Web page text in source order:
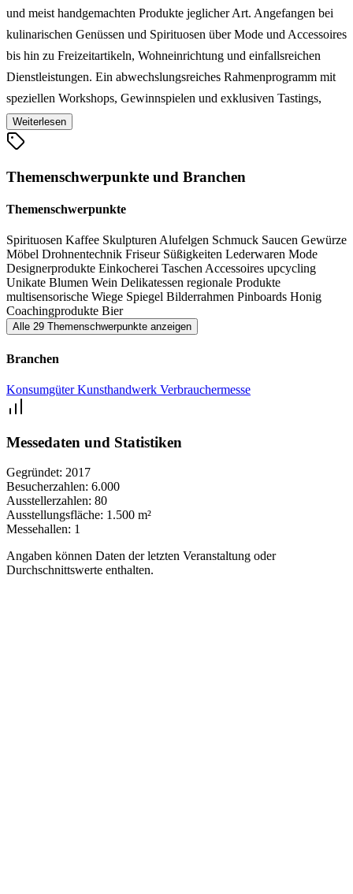
und meist handgemachten Produkte jeglicher Art. Angefangen bei
kulinarischen Genüssen und Spirituosen über Mode und Accessoires
bis hin zu Freizeitartikeln, Wohneinrichtung und einfallsreichen
Dienstleistungen. Ein abwechslungsreiches Rahmenprogramm mit
speziellen Workshops, Gewinnspielen und exklusiven Tastings,
sowie auch verschiedene kulinarische Leckereien, lassen den
Besuch der Endverbrauchermesse Made in Stuggi zu einem
Weiterlesen
Themenschwerpunkte und Branchen
Themenschwerpunkte
Spirituosen Kaffee Skulpturen Alufelgen Schmuck Saucen Gewürze
Möbel Drohnentechnik Friseur Süßigkeiten Lederwaren Mode
Designerprodukte Einkocherei Taschen Accessoires upcycling
Unikate Blumen Wein Delikatessen regionale Produkte
multisensorische Wiege Spiegel Bilderrahmen Pinboards Honig
Coachingprodukte Bier
Alle 29 Themenschwerpunkte anzeigen
Branchen
KonsumgüterKunsthandwerk Verbrauchermesse
Messedaten und Statistiken
Gegründet: 2017
Besucherzahlen: 6.000
Ausstellerzahlen: 80
Ausstellungsfläche: 1.500 m²
Messehallen: 1
Angaben können Daten der letzten Veranstaltung oder
Durchschnittswerte enthalten.